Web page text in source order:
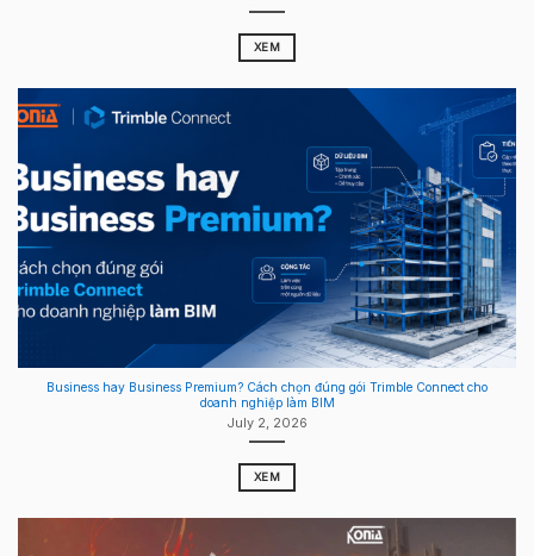
XEM
Business hay Business Premium? Cách chọn đúng gói Trimble Connect cho
doanh nghiệp làm BIM
July 2, 2026
XEM